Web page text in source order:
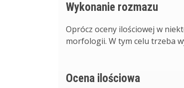
Wykonanie rozmazu
Oprócz oceny ilościowej w
morfologii. W tym celu trzeba
Ocena ilościowa